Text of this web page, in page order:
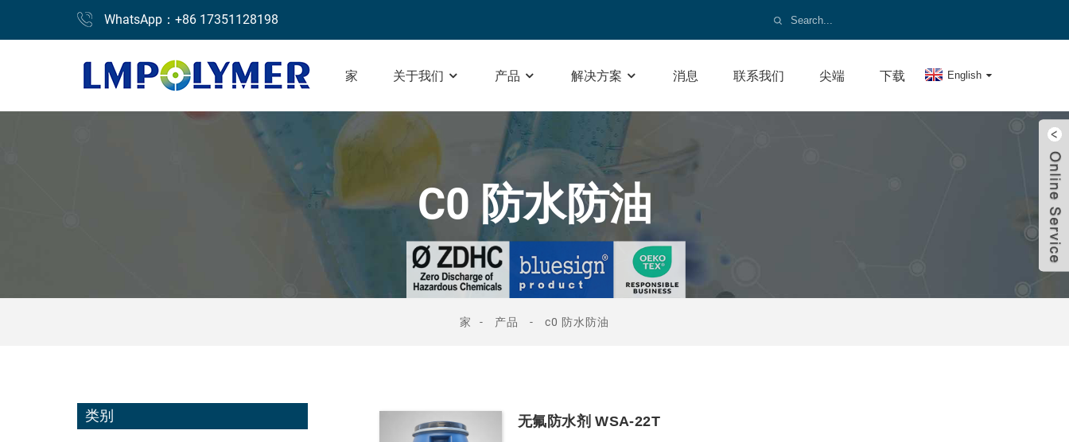
WhatsApp：+86 17351128198
家 关于我们 产品 解决方案 消息 联系我们 尖端 下载 English
C0 防水防油
家 产品 c0 防水防油
类别 无氟防水剂 WSA-22T